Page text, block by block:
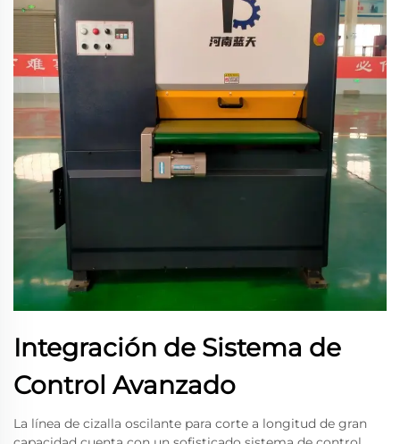
Integración de Sistema de
Control Avanzado
La línea de cizalla oscilante para corte a longitud de gran